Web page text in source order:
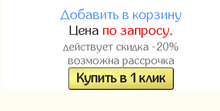
Добавить в корзину
Цена по запросу.
действует скидка -20%
возможна рассрочка
Купить в 1 клик